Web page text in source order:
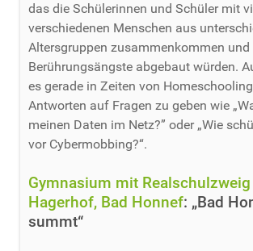
das die Schülerinnen und Schüler mit
verschiedenen Menschen aus
Altersgruppen zusammenkommen
Berührungsängste abgebaut würden.
es gerade in Zeiten von
Antworten auf Fragen zu geben wie
meinen Daten im Netz?” oder „Wie
vor Cybermobbing?“.
Gymnasium mit
Hagerhof, Bad Honnef: „Bad
summt“